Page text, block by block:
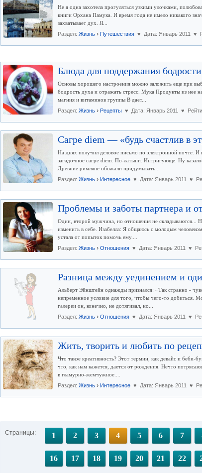
Не я одна захотела прогуляться узкими улочками,
книги Орхана Памука. И время года не имело никакого
захватывает дух. Я...
Раздел: Жизнь › Путешествия ♥ Дата: Январь 2011 ♥
Блюда для поддержания
Основы хорошего настроения можно заложить еще при
бодрость духа и отражать стресс. Мука Продукты из нее
магния и витаминов группы В дает...
Раздел: Жизнь › Рецепты ♥ Дата: Январь 2011 ♥
Сагре diem — «будь счастлив в
На днях получил деловое письмо по электронной почте.
загадочное сагре diem. По-латыни. Интригующе. Ну
Древние римляне обожали придумывать...
Раздел: Жизнь › Интересное ♥ Дата: Январь 2011 ♥
Проблемы и заботы партнера и
Один, второй мужчина, но отношения не складываются...
изменить в себе. Изабелла: Я общаюсь с молодым
устала от попыток помочь ему....
Раздел: Жизнь › Отношения ♥ Дата: Январь 2011 ♥
Разница между уединением и
Альберт Эйнштейн однажды признался: «Так странно -
непременное условие для того, чтобы чего-то добиться.
галереи он, конечно, не дотягивал, но...
Раздел: Жизнь › Отношения ♥ Дата: Январь 2011 ♥
Жить, творить и любить по
Что такое креативность? Этот термин, как девайс и беби-
что, как нам кажется, дается от рождения. Нечто
в гламурно-жемчужное....
Раздел: Жизнь › Интересное ♥ Дата: Январь 2011 ♥
Страницы: 1 2 3 4 5 6 7
16 17 18 19 20 21 22